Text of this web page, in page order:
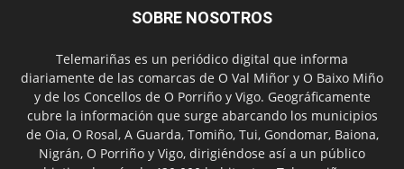
SOBRE NOSOTROS
Telemariñas es un periódico digital que informa
diariamente de las comarcas de O Val Miñor y O Baixo Miño
y de los Concellos de O Porriño y Vigo. Geográficamente
cubre la información que surge abarcando los municipios
de Oia, O Rosal, A Guarda, Tomiño, Tui, Gondomar, Baiona,
Nigrán, O Porriño y Vigo, dirigiéndose así a un público